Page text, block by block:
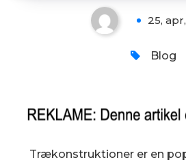
25,
Blog
Trækonstruktioner er en